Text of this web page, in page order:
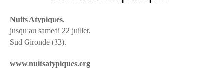
Nuits Atypiques,
jusqu’au samedi 22 juillet,
Sud Gironde (33).
www.nuitsatypiques.org